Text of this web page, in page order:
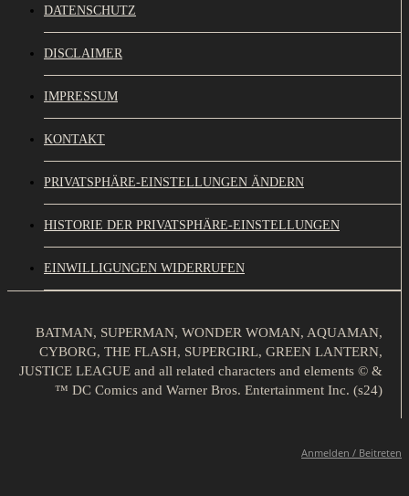
DATENSCHUTZ
DISCLAIMER
IMPRESSUM
KONTAKT
PRIVATSPHÄRE-EINSTELLUNGEN ÄNDERN
HISTORIE DER PRIVATSPHÄRE-EINSTELLUNGEN
EINWILLIGUNGEN WIDERRUFEN
BATMAN, SUPERMAN, WONDER WOMAN, AQUAMAN,
CYBORG, THE FLASH, SUPERGIRL, GREEN LANTERN,
JUSTICE LEAGUE and all related characters and elements © &
™ DC Comics and Warner Bros. Entertainment Inc. (s24)
Anmelden / Beitreten